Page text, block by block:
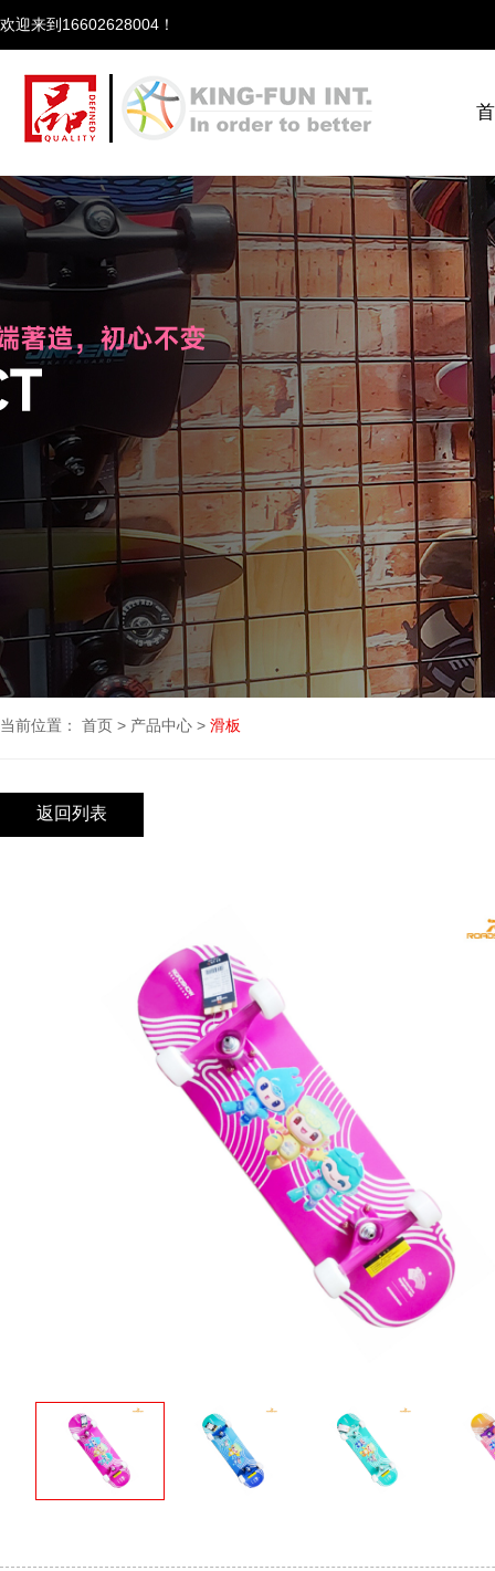
欢迎来到
当前位置： 首页 > 产品中心 > 滑板
返回列表